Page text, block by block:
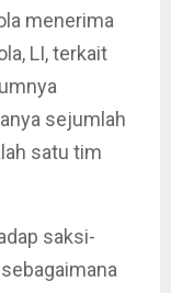
menerima
LI, terkait
sejumlah
satu tim
saksi-